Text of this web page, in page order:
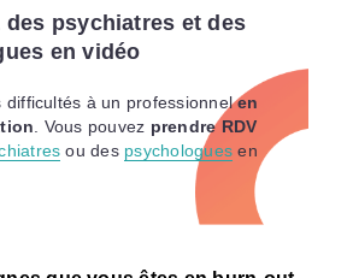
des psychiatres et des
en vidéo
difficultés à un professionnelen
. Vous pouvez prendre RDV
ou des psychologues en